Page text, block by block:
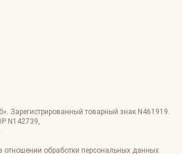
. Зарегистрированный товарный знак N461919.
N142739,
обработки персональных данных